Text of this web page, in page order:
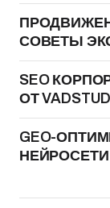
СОВЕТЫ
SEO
ОТ
GEO-
НЕЙРОСЕТИ